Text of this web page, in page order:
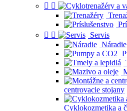
 
 
Servis
Náradie
centrovacie stojany
Cyklokozmetika a